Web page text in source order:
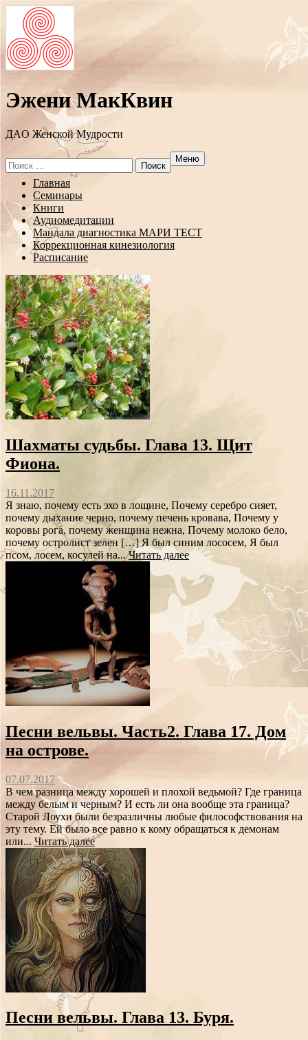
Эжени МакКвин
ДAO Женской Мудрости
Search
for:
Меню
Перейти
содержанию
Главная
Семинары
Книги
Аудиомедитации
Мандала диагностика МАРИ ТЕСТ
Коррекционная кинезиология
Расписание
Шахматы судьбы. Глава 13. Щит
Фиона.
16.11.2017
Я знаю, почему есть эхо в лощине, Почему серебро сияет,
почему дыхание черно, почему печень кровава, Почему у
коровы рога, почему женщина нежна, Почему молоко бело,
почему остролист зелен […] Я был синим лососем, Я был
псом, лосем, косулей на...Читать далее
Песни вельвы. Часть2. Глава 17. Дом
на острове.
07.07.2017
В чем разница между хорошей и плохой ведьмой? Где граница
между белым и черным? И есть ли она вообще эта граница?
Старой Лоухи были безразличны любые философствования на
эту тему. Ей было все равно к кому обращаться к демонам
или... Читать далее
Песни вельвы. Глава 13. Буря.